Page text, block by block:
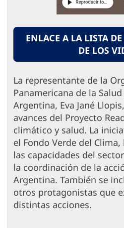
ENLACE A LA LISTA
DE LOS
La representante de la
Panamericana de la Salud
Argentina, Eva Jané
avances del Proyecto
climático y salud. La
el Fondo Verde del
las capacidades del
la coordinación de la
Argentina. También se
otros protagonistas que
distintas acciones.